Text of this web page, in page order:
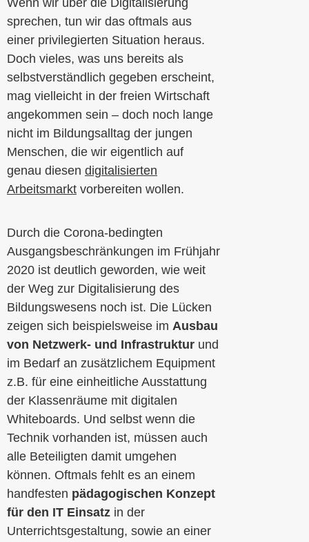
Wenn wir über die Digitalisierung
sprechen, tun wir das oftmals aus
einer privilegierten Situation heraus.
Doch vieles, was uns bereits als
selbstverständlich gegeben erscheint,
mag vielleicht in der freien Wirtschaft
angekommen sein – doch noch lange
nicht im Bildungsalltag der jungen
Menschen, die wir eigentlich auf
genau diesen digitalisierten
Arbeitsmarkt vorbereiten wollen.
Durch die Corona-bedingten
Ausgangsbeschränkungen im Frühjahr
2020 ist deutlich geworden, wie weit
der Weg zur Digitalisierung des
Bildungswesens noch ist. Die Lücken
zeigen sich beispielsweise im Ausbau
von Netzwerk- und Infrastruktur und
im Bedarf an zusätzlichem Equipment
z.B. für eine einheitliche Ausstattung
der Klassenräume mit digitalen
Whiteboards. Und selbst wenn die
Technik vorhanden ist, müssen auch
alle Beteiligten damit umgehen
können. Oftmals fehlt es an einem
handfesten pädagogischen Konzept
für den IT Einsatz in der
Unterrichtsgestaltung, sowie an einer